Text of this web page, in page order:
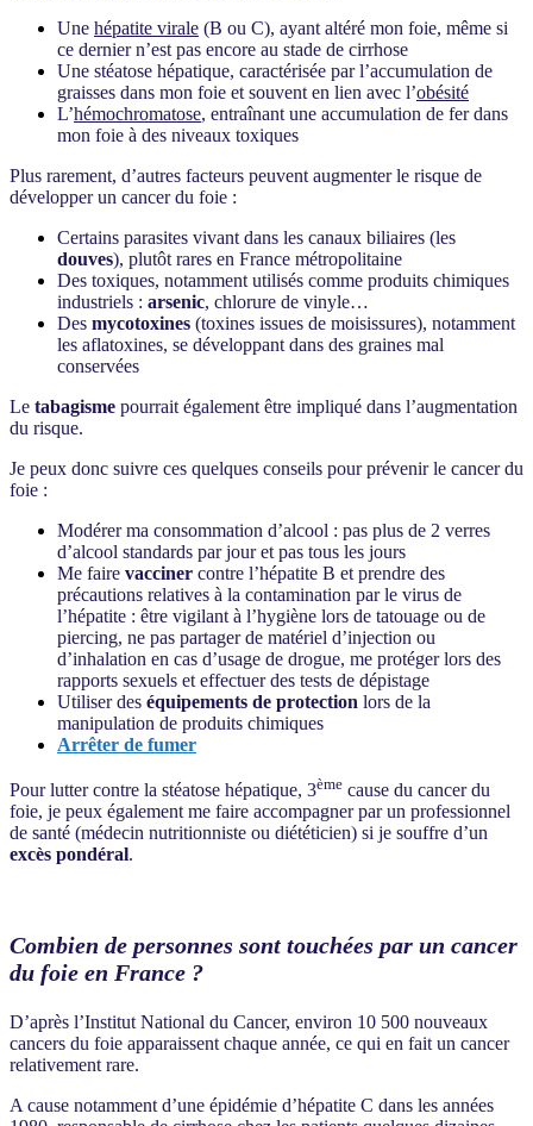
Une hépatite virale (B ou C), ayant altéré mon foie, même si
ce dernier n’est pas encore au stade de cirrhose
Une stéatose hépatique, caractérisée par l’accumulation de
graisses dans mon foie et souvent en lien avec l’obésité
L’hémochromatose, entraînant une accumulation de fer dans
mon foie à des niveaux toxiques
Plus rarement, d’autres facteurs peuvent augmenter le risque de
développer un cancer du foie :
Certains parasites vivant dans les canaux biliaires (les
douves), plutôt rares en France métropolitaine
Des toxiques, notamment utilisés comme produits chimiques
industriels : arsenic, chlorure de vinyle…
Des mycotoxines (toxines issues de moisissures), notamment
les aflatoxines, se développant dans des graines mal
conservées
Le tabagisme pourrait également être impliqué dans l’augmentation
du risque.
Je peux donc suivre ces quelques conseils pour prévenir le cancer du
foie :
Modérer ma consommation d’alcool : pas plus de 2 verres
d’alcool standards par jour et pas tous les jours
Me faire vacciner contre l’hépatite B et prendre des
précautions relatives à la contamination par le virus de
l’hépatite : être vigilant à l’hygiène lors de tatouage ou de
piercing, ne pas partager de matériel d’injection ou
d’inhalation en cas d’usage de drogue, me protéger lors des
rapports sexuels et effectuer des tests de dépistage
Utiliser des équipements de protection lors de la
manipulation de produits chimiques
Arrêter de fumer
Pour lutter contre la stéatose hépatique, 3ème cause du cancer du
foie, je peux également me faire accompagner par un professionnel
de santé (médecin nutritionniste ou diététicien) si je souffre d’un
excès pondéral.
Combien de personnes sont touchées par un cancer
du foie en France ?
D’après l’Institut National du Cancer, environ 10 500 nouveaux
cancers du foie apparaissent chaque année, ce qui en fait un cancer
relativement rare.
A cause notamment d’une épidémie d’hépatite C dans les années